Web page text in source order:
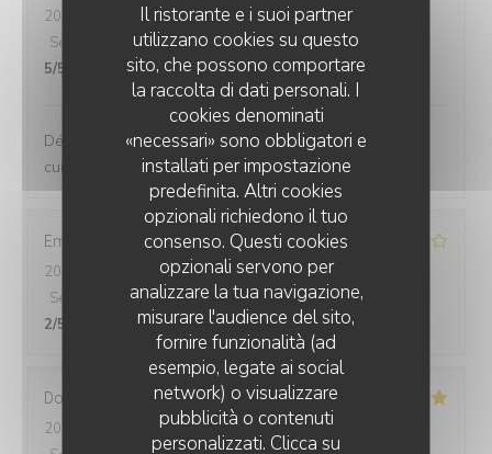
Il ristorante e i suoi partner
utilizzano cookies su questo
sito, che possono comportare
la raccolta di dati personali. I
cookies denominati
«necessari» sono obbligatori e
installati per impostazione
predefinita. Altri cookies
opzionali richiedono il tuo
consenso. Questi cookies
opzionali servono per
analizzare la tua navigazione,
misurare l'audience del sito,
fornire funzionalità (ad
esempio, legate ai social
network) o visualizzare
pubblicità o contenuti
personalizzati. Clicca su
2026-08-02
- 13:00 - Ospiti 3
Servizio
Atmosfera: 4/5 Cucina: 5/5 Qualità / Prezzo
5/5
Déjeuner à 3 dans ce joli bistrot , service impeccable et
cuisine raffinée . Nous reviendrons!
Emma
2026-07-31
- 20:30 - Ospiti 2
Servizio
/5 Atmosfera: 4/5 Cucina: 2/5 Qualità / Prezzo
2/5
Dominique
2026-07-17
- 13:00 - Ospiti 3